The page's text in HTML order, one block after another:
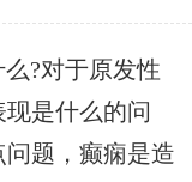
?对于原发性
是什么的问
题，癫痫是造